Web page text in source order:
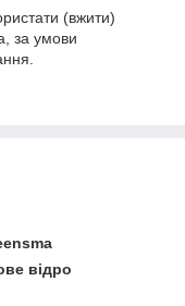
(вжити)
за умови
відро